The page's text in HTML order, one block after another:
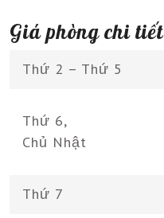
Giá phòng chi tiết
Thứ 2 – Thứ 5
Thứ 6,
Chủ Nhật
Thứ 7